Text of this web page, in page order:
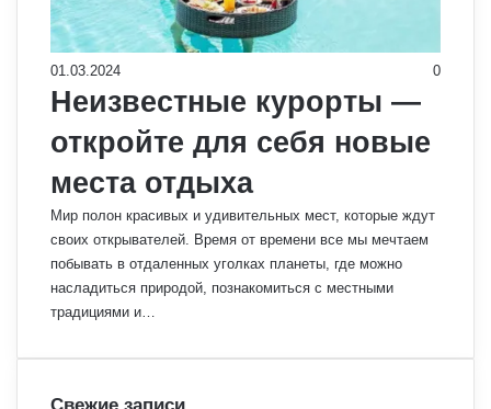
01.03.2024 0
Неизвестные курорты —
откройте для себя новые
места отдыха
Мир полон красивых и удивительных мест, которые ждут
своих открывателей. Время от времени все мы мечтаем
побывать в отдаленных уголках планеты, где можно
насладиться природой, познакомиться с местными
традициями и…